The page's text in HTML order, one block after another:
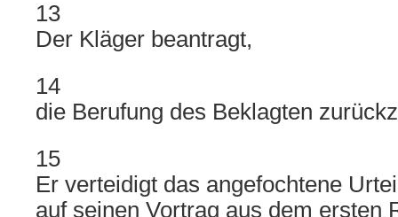
13
Der Kläger beantragt,
14
die Berufung des Beklagten
15
Er verteidigt das angefochtene
auf seinen Vortrag aus dem ersten